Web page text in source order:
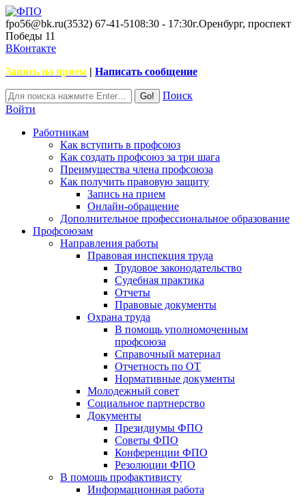
fpo56@bk.ru(3532) 67-41-5108:30 - 17:30г.Оренбург, проспект
Победы 11
ВКонтакте
Запись на прием | Написать сообщение
Поиск
Войти
Работникам
Как вступить в профсоюз
Как создать профсоюз за три шага
Преимущества члена профсоюза
Как получить правовую защиту
Запись на прием
Онлайн-обращение
Дополнительное профессиональное образование
Профсоюзам
Направления работы
Правовая инспекция труда
Трудовое законодательство
Судебная практика
Отчеты
Правовые документы
Охрана труда
В помощь уполномоченным
профсоюза
Справочный материал
Отчетность по ОТ
Нормативные документы
Молодежный совет
Социальное партнерство
Документы
Президиумы ФПО
Советы ФПО
Конференции ФПО
Резолюции ФПО
В помощь профактивисту
Информационная работа